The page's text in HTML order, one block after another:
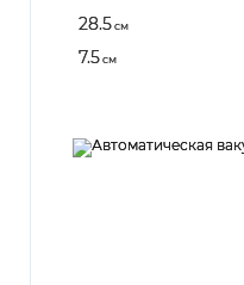
28.5см
7.5см